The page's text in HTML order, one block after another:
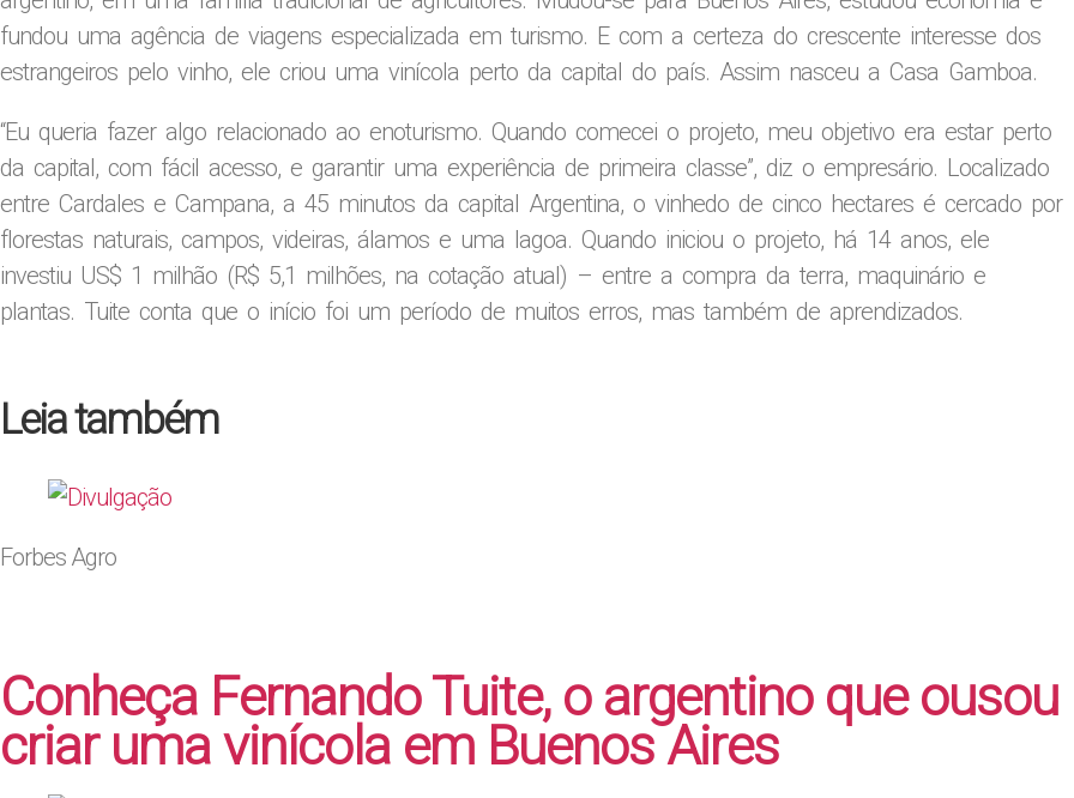
fundou uma agência de viagens especializada em turismo. E com a certeza do crescente interesse dos
estrangeiros pelo vinho, ele criou uma vinícola perto da capital do país. Assim nasceu a Casa Gamboa.
“Eu queria fazer algo relacionado ao enoturismo. Quando comecei o projeto, meu objetivo era estar perto
da capital, com fácil acesso, e garantir uma experiência de primeira classe”, diz o empresário. Localizado
entre Cardales e Campana, a 45 minutos da capital Argentina, o vinhedo de cinco hectares é cercado por
florestas naturais, campos, videiras, álamos e uma lagoa. Quando iniciou o projeto, há 14 anos, ele
investiu US$ 1 milhão (R$ 5,1 milhões, na cotação atual) – entre a compra da terra, maquinário e
plantas. Tuite conta que o início foi um período de muitos erros, mas também de aprendizados.
Leia também
Forbes Agro
Conheça Fernando Tuite, o argentino que ousou
criar uma vinícola em Buenos Aires